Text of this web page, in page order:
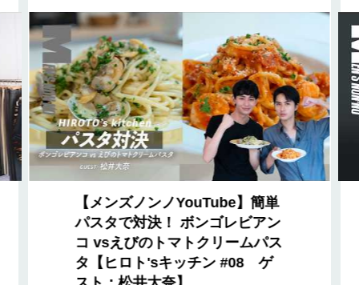
【メンズノンノYouTube】簡単
パスタで対決！ ボンゴレビアン
コ vsえびのトマトクリームパス
タ【ヒロト'sキッチン #08 ゲ